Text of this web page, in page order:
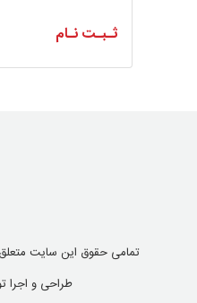
ثـبـت نـام
تمامی حقوق این سایت
طراحی و اجرا